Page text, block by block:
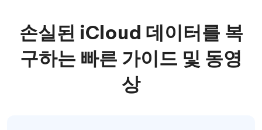
손실된 iCloud 데이터를 복
구하는 빠른 가이드 및 동영
상